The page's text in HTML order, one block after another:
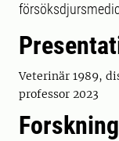
Veterinär 1989,
professor 2023
Forskning